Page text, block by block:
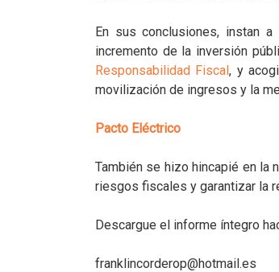
En sus conclusiones, instan
incremento de la inversión
Responsabilidad Fiscal, y
movilización de ingresos y la
Pacto Eléctrico
También se hizo hincapié en la
riesgos fiscales y garantizar la
Descargue el informe íntegro
franklincorderop@hotmail.es